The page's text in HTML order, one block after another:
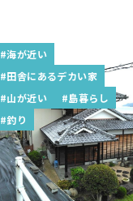
#海が近い
#田舎にあるデカい家
#山が近い
#島暮らし
#釣り